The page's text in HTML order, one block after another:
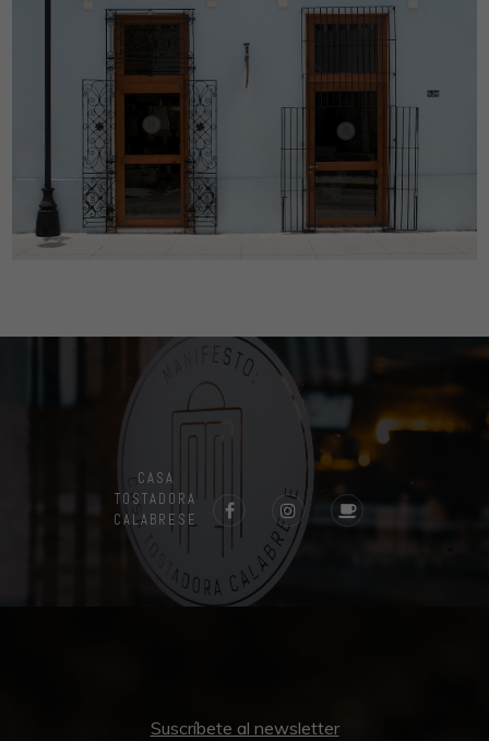
CASA
TOSTADORA
CALABRESE
Suscríbete al newsletter